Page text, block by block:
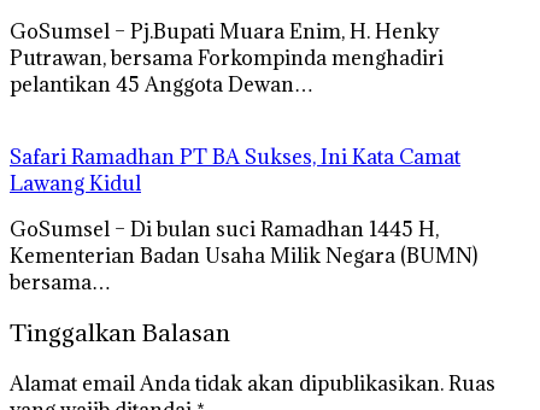
GoSumsel – Pj.Bupati Muara Enim, H. Henky
Putrawan, bersama Forkompinda menghadiri
pelantikan 45 Anggota Dewan…
Safari Ramadhan PT BA Sukses, Ini Kata Camat
Lawang Kidul
GoSumsel – Di bulan suci Ramadhan 1445 H,
Kementerian Badan Usaha Milik Negara (BUMN)
bersama…
Tinggalkan Balasan
Alamat email Anda tidak akan dipublikasikan.Ruas